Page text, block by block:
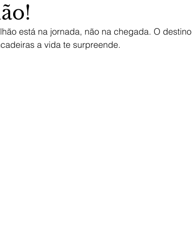
está na jornada, não na chegada. O destino
a vida te surpreende.